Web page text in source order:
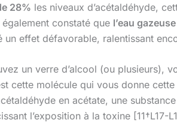
28% les niveaux d’acétaldéhyde,
constaté que l’eau gazeuse
effet défavorable, ralentissant
un verre d’alcool (ou plusieurs),
cette molécule qui vous donne
en acétate, une
l’exposition à la toxine [11†L17-